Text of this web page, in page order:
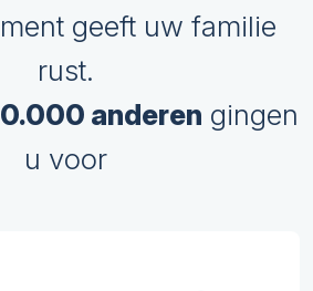
geeft uw familie
rust.
anderen gingen
u voor